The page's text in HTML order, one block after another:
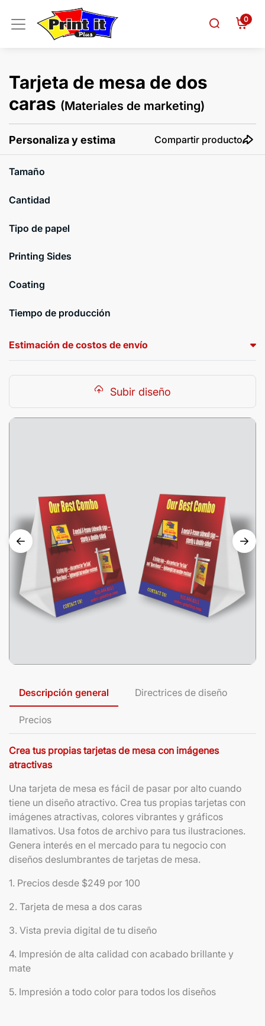
0
Tarjeta de mesa de dos
caras (Materiales de marketing)
Personaliza y estima Compartir producto
Tamaño
Cantidad
Tipo de papel
Printing Sides
Coating
Tiempo de producción
Estimación de costos de envío
Subir diseño
Descripción general Directrices de diseño
Precios
Crea tus propias tarjetas de mesa con imágenes
atractivas
Una tarjeta de mesa es fácil de pasar por alto cuando
tiene un diseño atractivo. Crea tus propias tarjetas con
imágenes atractivas, colores vibrantes y gráficos
llamativos. Usa fotos de archivo para tus ilustraciones.
Genera interés en el mercado para tu negocio con
diseños deslumbrantes de tarjetas de mesa.
1. Precios desde $249 por 100
2. Tarjeta de mesa a dos caras
3. Vista previa digital de tu diseño
4. Impresión de alta calidad con acabado brillante y
mate
5. Impresión a todo color para todos los diseños